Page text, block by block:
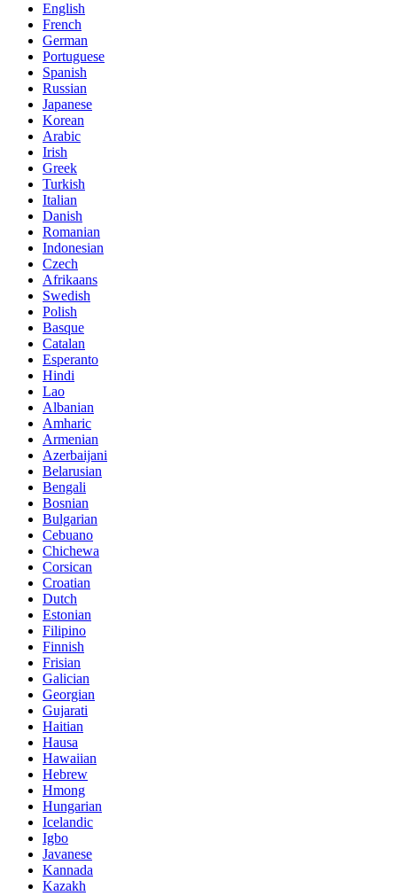
English
French
German
Portuguese
Spanish
Russian
Japanese
Korean
Arabic
Irish
Greek
Turkish
Italian
Danish
Romanian
Indonesian
Czech
Afrikaans
Swedish
Polish
Basque
Catalan
Esperanto
Hindi
Lao
Albanian
Amharic
Armenian
Azerbaijani
Belarusian
Bengali
Bosnian
Bulgarian
Cebuano
Chichewa
Corsican
Croatian
Dutch
Estonian
Filipino
Finnish
Frisian
Galician
Georgian
Gujarati
Haitian
Hausa
Hawaiian
Hebrew
Hmong
Hungarian
Icelandic
Igbo
Javanese
Kannada
Kazakh